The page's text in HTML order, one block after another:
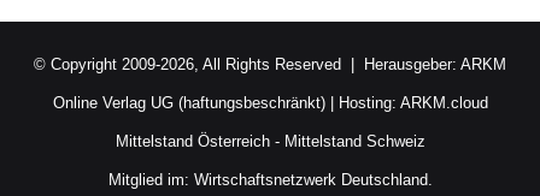
© Copyright 2009-2026, All Rights Reserved | Herausgeber: ARKM
Online Verlag UG (haftungsbeschränkt)| Hosting: ARKM.cloud
Mittelstand Österreich- Mittelstand Schweiz
Mitglied im: Wirtschaftsnetzwerk Deutschland.